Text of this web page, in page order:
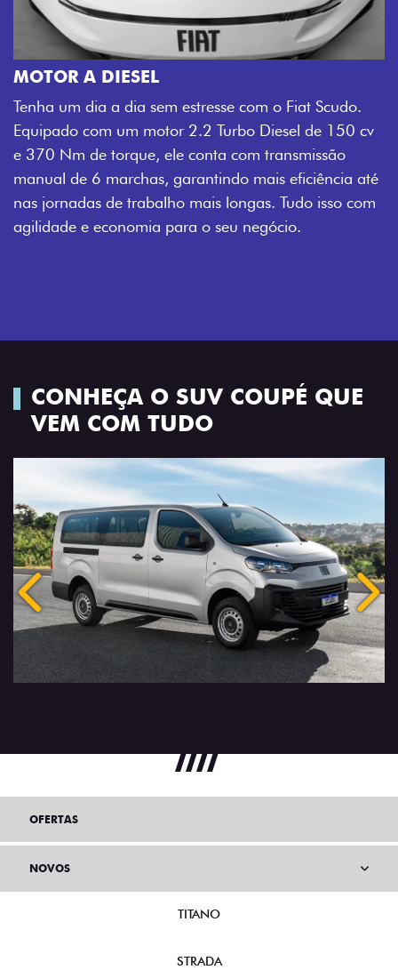
MOTOR A DIESEL
Tenha um dia a dia sem estresse com o Fiat Scudo.
Equipado com um motor 2.2 Turbo Diesel de 150 cv
e 370 Nm de torque, ele conta com transmissão
manual de 6 marchas, garantindo mais eficiência até
nas jornadas de trabalho mais longas. Tudo isso com
agilidade e economia para o seu negócio.
CONHEÇA O SUV COUPÉ QUE
VEM COM TUDO
Anterior
OFERTAS
NOVOS
TITANO
STRADA